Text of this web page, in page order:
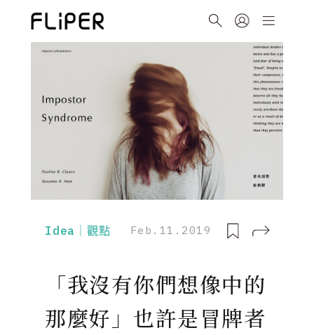
Idea｜觀點 Feb.11.2019
「我沒有你們想像中的
那麼好」也許是冒牌者